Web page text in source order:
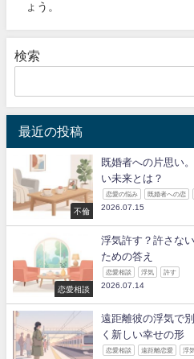
ょう。
検索
最近の投稿
不倫
既婚者への片思い
い未来とは？
恋愛の悩み 既婚者への恋
2026.07.15
恋愛相談
浮気許す？許さな
ための答え
恋愛相談 浮気 許す
2026.07.14
遠距離彼の浮気で
く新しい幸せの形
恋愛相談 遠距離恋愛 浮